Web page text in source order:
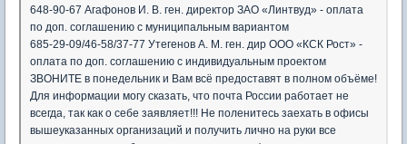
648-90-67 Агафонов И. В. ген. директор ЗАО «Линтвуд» - оплата
по доп. соглашению с муниципальным вариантом
685-29-09/46-58/37-77 Утегенов А. М. ген. дир ООО «КСК Рост» -
оплата по доп. соглашению с индивидуальным проектом
ЗВОНИТЕ в понедельник и Вам всё предоставят в полном объёме!
Для информации могу сказать, что почта России работает не
всегда, так как о себе заявляет!!! Не поленитесь заехать в офисы
вышеуказанных организаций и получить лично на руки все